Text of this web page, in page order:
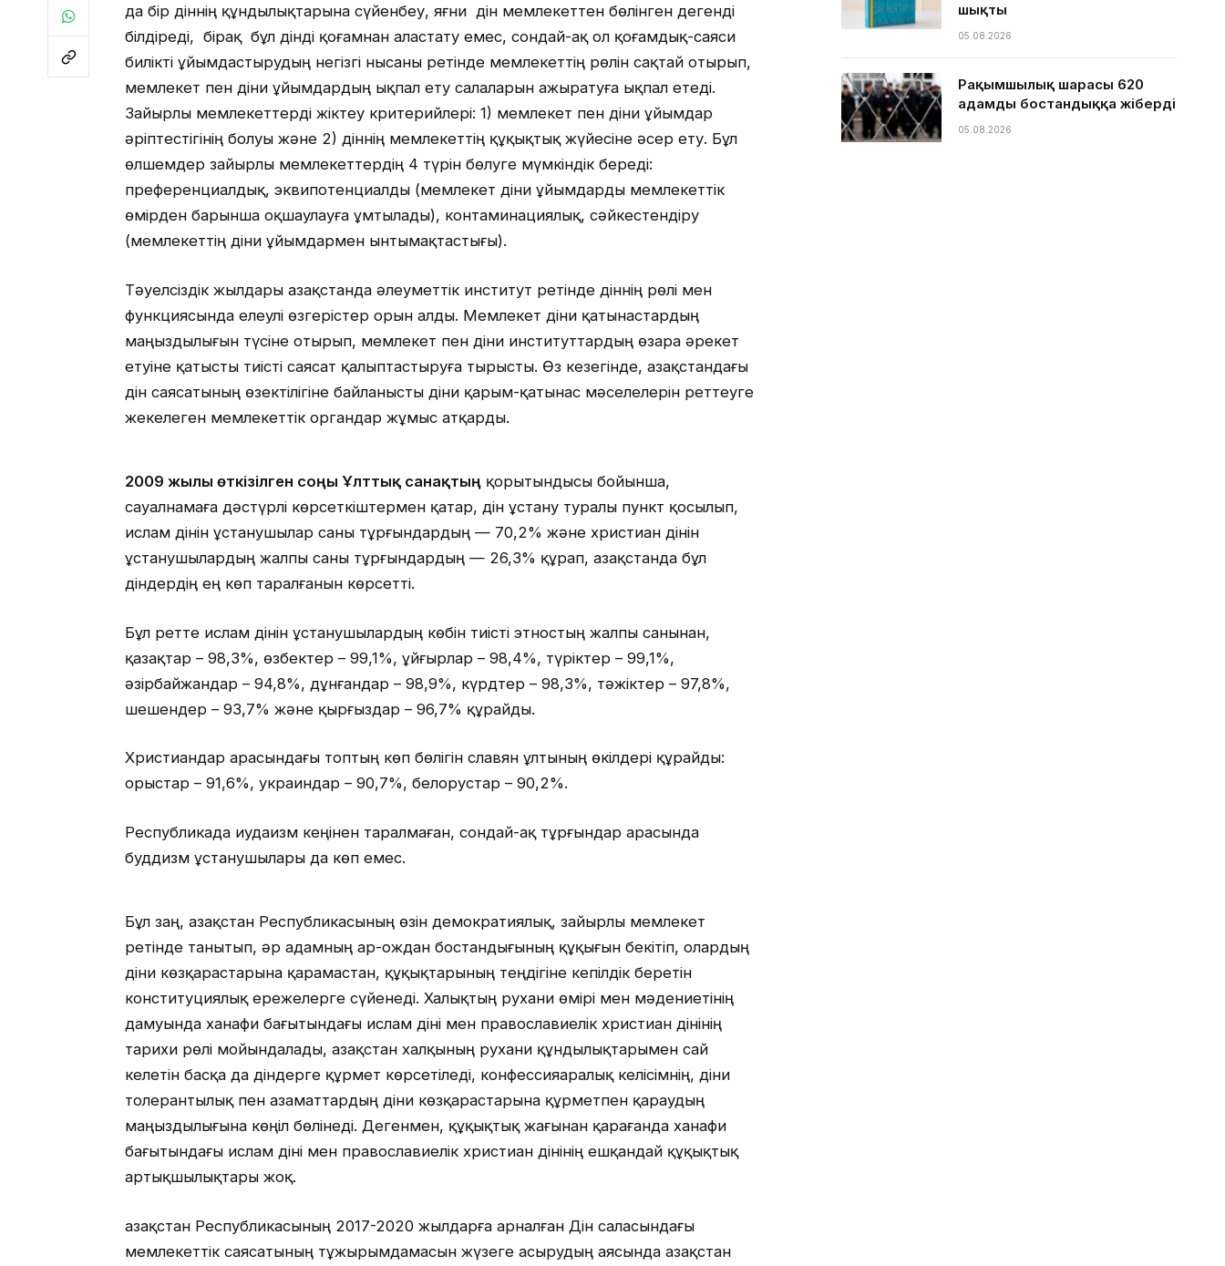
да бір діннің құндылықтарына сүйенбеу, яғни дін мемлекеттен бөлінген дегенді
білдіреді, бірақ бұл дінді қоғамнан аластату емес, сондай-ақ ол қоғамдық-саяси
билікті ұйымдастырудың негізгі нысаны ретінде мемлекеттің рөлін сақтай отырып,
мемлекет пен діни ұйымдардың ықпал ету салаларын ажыратуға ықпал етеді.
Зайырлы мемлекеттерді жіктеу критерийлері: 1) мемлекет пен діни ұйымдар
әріптестігінің болуы және 2) діннің мемлекеттің құқықтық жүйесіне әсер ету. Бұл
өлшемдер зайырлы мемлекеттердің 4 түрін бөлуге мүмкіндік береді:
преференциалдық, эквипотенциалды (мемлекет діни ұйымдарды мемлекеттік
өмірден барынша оқшаулауға ұмтылады), контаминациялық, сәйкестендіру
(мемлекеттің діни ұйымдармен ынтымақтастығы).
Тәуелсіздік жылдары Қазақстанда әлеуметтік институт ретінде діннің рөлі мен
функциясында елеулі өзгерістер орын алды. Мемлекет діни қатынастардың
маңыздылығын түсіне отырып, мемлекет пен діни институттардың өзара әрекет
етуіне қатысты тиісті саясат қалыптастыруға тырысты. Өз кезегінде, Қазақстандағы
дін саясатының өзектілігіне байланысты діни қарым-қатынас мәселелерін реттеуге
жекелеген мемлекеттік органдар жұмыс атқарды.
2009 жылғы өткізілген соңғы Ұлттық санақтыңқорытындысы бойынша,
сауалнамаға дәстүрлі көрсеткіштермен қатар, дін ұстану туралы пункт қосылып,
ислам дінін ұстанушылар саны тұрғындардың — 70,2% және христиан дінін
ұстанушылардың жалпы саны тұрғындардың — 26,3% құрап, Қазақстанда бұл
діндердің ең көп таралғанын көрсетті.
Бұл ретте ислам дінін ұстанушылардың көбін тиісті этностың жалпы санынан,
қазақтар – 98,3%, өзбектер – 99,1%, ұйғырлар – 98,4%, түріктер – 99,1%,
әзірбайжандар – 94,8%, дұнғандар – 98,9%, күрдтер – 98,3%, тәжіктер – 97,8%,
шешендер – 93,7% және қырғыздар – 96,7% құрайды.
Христиандар арасындағы топтың көп бөлігін славян ұлтының өкілдері құрайды:
орыстар – 91,6%, украиндар – 90,7%, белорустар – 90,2%.
Республикада иудаизм кеңінен таралмаған, сондай-ақ тұрғындар арасында
буддизм ұстанушылары да көп емес.
Бұл заң, Қазақстан Республикасының өзін демократиялық, зайырлы мемлекет
ретінде танытып, әр адамның ар-ождан бостандығының құқығын бекітіп, олардың
діни көзқарастарына қарамастан, құқықтарының теңдігіне кепілдік беретін
конституциялық ережелерге сүйенеді. Халықтың рухани өмірі мен мәдениетінің
дамуында ханафи бағытындағы ислам діні мен православиелік христиан дінінің
тарихи рөлі мойындалады, Қазақстан халқының рухани құндылықтарымен сай
келетін басқа да діндерге құрмет көрсетіледі, конфессияаралық келісімнің, діни
толерантылық пен азаматтардың діни көзқарастарына құрметпен қараудың
маңыздылығына көңіл бөлінеді. Дегенмен, құқықтық жағынан қарағанда ханафи
бағытындағы ислам діні мен православиелік христиан дінінің ешқандай құқықтық
артықшылықтары жоқ.
Қазақстан Республикасының 2017-2020 жылдарға арналған Дін саласындағы
мемлекеттік саясатының тұжырымдамасын жүзеге асырудың аясында Қазақстан
шықты
05.08.2026
Рақымшылық шарасы 620
адамды бостандыққа жіберді
05.08.2026